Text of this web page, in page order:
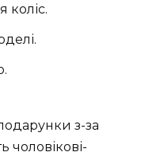
коліс.
з-за
чоловікові-